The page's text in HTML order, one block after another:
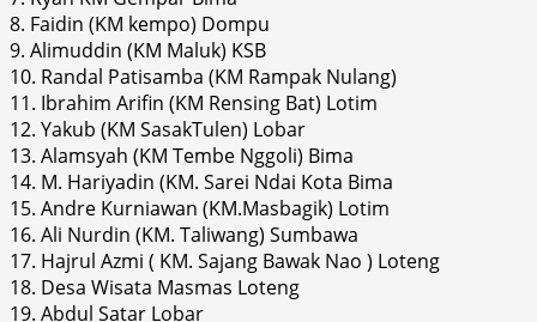
8. Faidin (KM kempo) Dompu
9. Alimuddin (KM Maluk) KSB
10. Randal Patisamba (KM Rampak Nulang)
11. Ibrahim Arifin (KM Rensing Bat) Lotim
12. Yakub (KM SasakTulen) Lobar
13. Alamsyah (KM Tembe Nggoli) Bima
14. M. Hariyadin (KM. Sarei Ndai Kota Bima
15. Andre Kurniawan (KM.Masbagik) Lotim
16. Ali Nurdin (KM. Taliwang) Sumbawa
17. Hajrul Azmi ( KM. Sajang Bawak Nao ) Loteng
18. Desa Wisata Masmas Loteng
19. Abdul Satar Lobar